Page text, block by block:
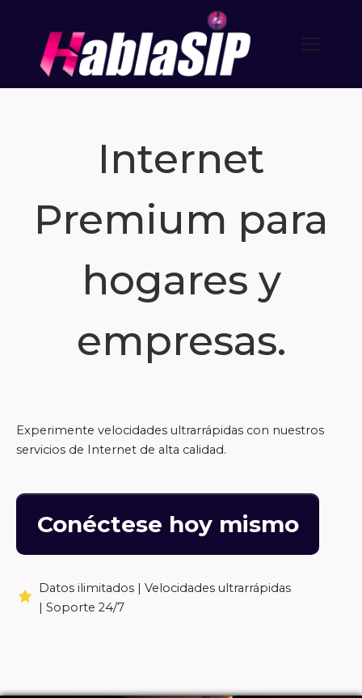
Internet
Premium para
hogares y
empresas.
Experimente velocidades ultrarrápidas con nuestros
servicios de Internet de alta calidad.
Conéctese hoy mismo
Datos ilimitados | Velocidades ultrarrápidas
| Soporte 24/7